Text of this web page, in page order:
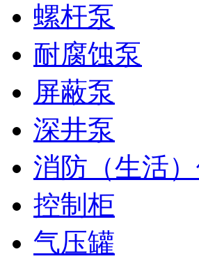
螺杆泵
耐腐蚀泵
屏蔽泵
深井泵
消防（生活
控制柜
气压罐